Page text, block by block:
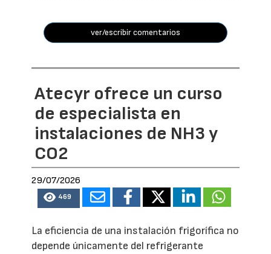
ver/escribir comentarios
Atecyr ofrece un curso
de especialista en
instalaciones de NH3 y
CO2
29/07/2026
469
La eficiencia de una instalación frigorífica no
depende únicamente del refrigerante